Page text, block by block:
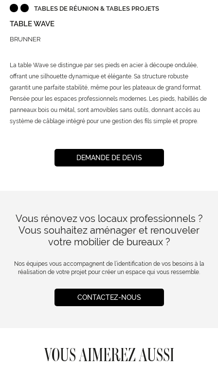
TABLES DE RÉUNION & TABLES PROJETS
TABLE WAVE
BRUNNER
La table Wave se distingue par ses pieds en acier à découpe ondulée,
offrant une silhouette dynamique et élégante. Sa structure robuste
garantit une parfaite stabilité, même pour les plateaux de grand format.
Pensée pour les espaces professionnels modernes. Les pieds, habillés de
panneaux bois ou métal, sont amovibles sans outils, donnant accès au
système de câblage intégré pour une gestion des fils simple et propre.
DEMANDE DE DEVIS
Vous rénovez vos locaux professionnels ?
Vous souhaitez aménager et renouveler
votre mobilier de bureaux ?
Nos équipes vous accompagnent de l’identification de vos besoins à la
réalisation de votre projet pour créer un espace qui vous ressemble.
CONTACTEZ-NOUS
VOUS AIMEREZ AUSSI